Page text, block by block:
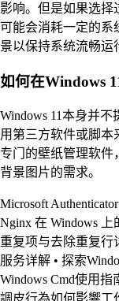
影响。但是如果选择
可能会消耗一定的系
景以保持系统流畅运
如何在Windows
Windows 11本身并
用第三方软件或脚本
专门的壁纸管理软件
背景图片的需求。
Microsoft
Nginx 在 Windows 上
重复项与去除重复行
服务详解 • 探索
Windows Cmd使用指